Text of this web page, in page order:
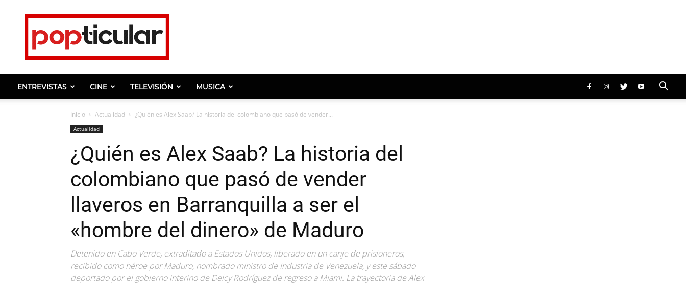
Noticias
de
y
celebridades.
ENTREVISTAS CINE TELEVISIÓN MUSICA
Inicio Actualidad ¿Quién es Alex Saab? La historia del colombiano que pasó de vender...
Actualidad
¿Quién es Alex Saab? La historia del
colombiano que pasó de vender
llaveros en Barranquilla a ser el
«hombre del dinero» de Maduro
Detenido en Cabo Verde, extraditado a Estados Unidos, liberado en un canje de prisioneros,
recibido como héroe por Maduro, nombrado ministro de Industria de Venezuela, y este sábado
deportado por el gobierno interino de Delcy Rodríguez de regreso a Miami. La trayectoria de Alex